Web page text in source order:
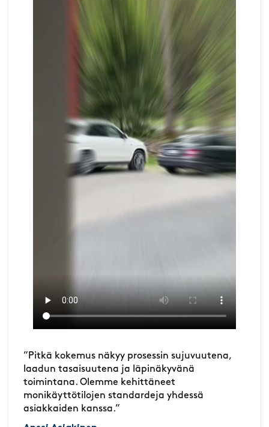
”Pitkä kokemus näkyy prosessin sujuvuutena,
laadun tasaisuutena ja läpinäkyvänä
toimintana. Olemme kehittäneet
monikäyttötilojen standardeja yhdessä
asiakkaiden kanssa.”